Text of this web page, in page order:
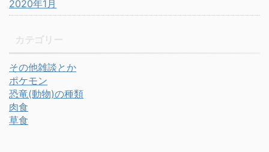
2020年1月
その他雑談とか
ポケモン
恐竜(動物)の種類
肉食
草食